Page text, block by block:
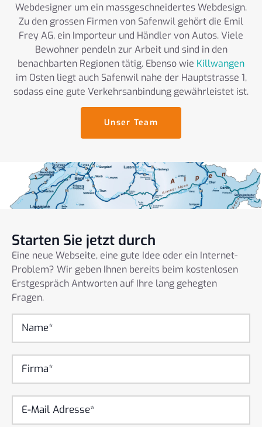
Webdesigner um ein massgeschneidertes Webdesign.
Zu den grossen Firmen von Safenwil gehört die Emil
Frey AG, ein Importeur und Händler von Autos. Viele
Bewohner pendeln zur Arbeit und sind in den
benachbarten Regionen tätig. Ebenso wie Killwangen
im Osten liegt auch Safenwil nahe der Hauptstrasse 1,
sodass eine gute Verkehrsanbindung gewährleistet ist.
Unser Team
Starten Sie jetzt durch
Eine neue Webseite, eine gute Idee oder ein Internet-
Problem? Wir geben Ihnen bereits beim kostenlosen
Erstgespräch Antworten auf Ihre lang gehegten
Fragen.